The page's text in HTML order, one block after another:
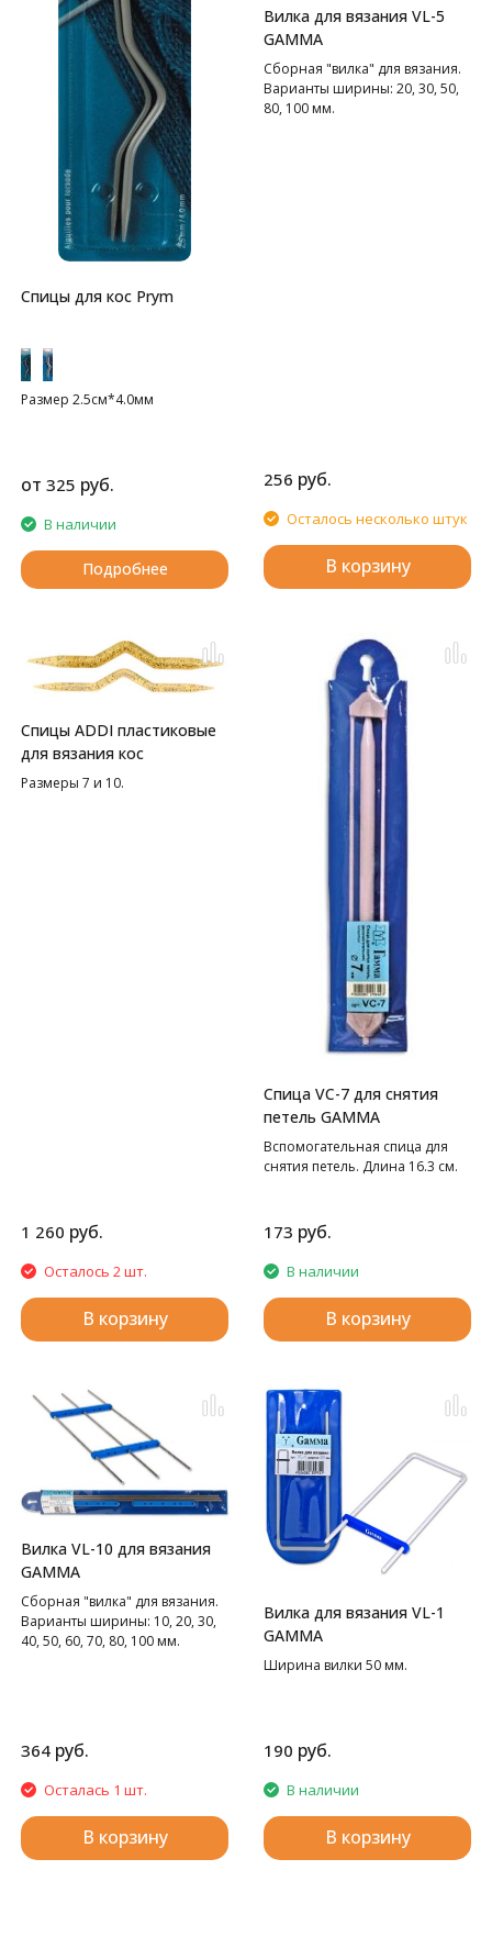
Спицы для кос Prym
Размер 2.5см*4.0мм
от 325 руб.
В наличии
Подробнее
Вилка для вязания VL-5
GAMMA
Сборная "вилка" для вязания.
Варианты ширины: 20, 30, 50,
80, 100 мм.
256 руб.
Осталось несколько штук
В корзину
Спицы ADDI пластиковые
для вязания кос
Размеры 7 и 10.
1 260 руб.
Осталось 2 шт.
В корзину
Спица VC-7 для снятия
петель GAMMA
Вспомогательная спица для
снятия петель. Длина 16.3 см.
173 руб.
В наличии
В корзину
Вилка VL-10 для вязания
GAMMA
Сборная "вилка" для вязания.
Варианты ширины: 10, 20, 30,
40, 50, 60, 70, 80, 100 мм.
364 руб.
Осталась 1 шт.
В корзину
Вилка для вязания VL-1
GAMMA
Ширина вилки 50 мм.
190 руб.
В наличии
В корзину